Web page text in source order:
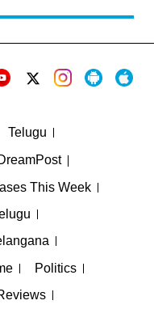
Telugu
This Week
Politics